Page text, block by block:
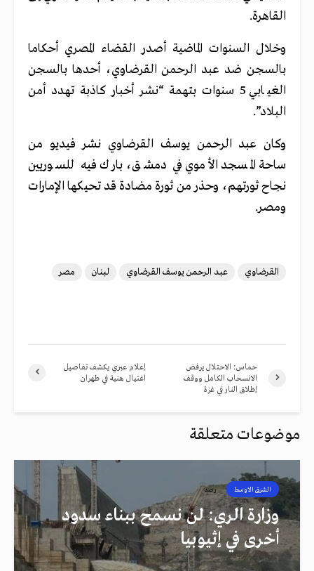
القاهرة.
وخلال السنوات الماضية أصدر القضاء المصري أحكاما
بالسجن ضد عبد الرحمن القرضاوي، أحدها بالسجن
الغيابي 5 سنوات بتهمة “نشر أخبار كاذبة تهدد أمن
البلاد”.
وكان عبد الرحمن يوسف القرضاوي نشر فيديو من
ساحة المسجد الأموي في دمشق، بارك فيه للسوريين
نجاح ثورتهم، وحذر من ثورة مضادة قد تحيكها الإمارات
ومصر.
القرضاوي عبد الرحمن يوسف القرضاوي لبنان مصر
إعلام عبري يكشف تفاصيل
اغتيال هنية في طهران
حماس: الاحتلال يرفض
الانسحاب الكامل ووقف
إطلاق النار في غزة
موضوعات متعلقة
الشرق الاوسط رصد
وزارة الري: لن نسمح ببناء سدود
أخرى في إثيوبيا